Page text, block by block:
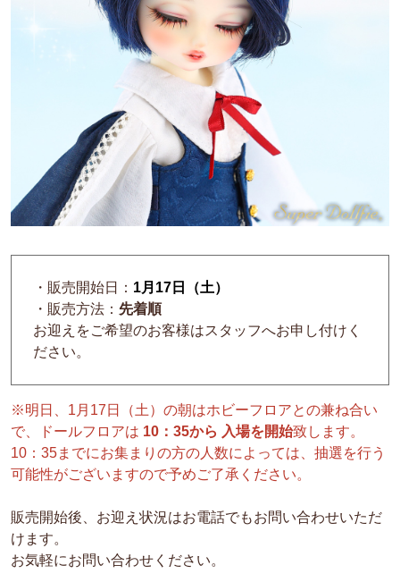
・販売開始日： 1月17日（土）
・販売方法： 先着順
お迎えをご希望のお客様はスタッフへお申し付けく
ださい。
※明日、1月17日（土）の朝はホビーフロアとの兼ね合い
で、ドールフロアは 10：35から 入場を開始致します。
10：35までにお集まりの方の人数によっては、抽選を行う
可能性がございますので予めご了承ください。
販売開始後、お迎え状況はお電話でもお問い合わせいただ
けます。
お気軽にお問い合わせください。